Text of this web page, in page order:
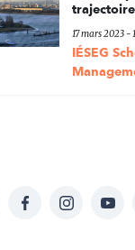
17 mars 2023 -
IÉSEG
FacebookInstagram